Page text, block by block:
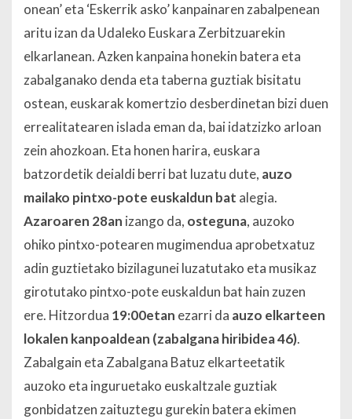
onean’ eta ‘Eskerrik asko’ kanpainaren zabalpenean
aritu izan da Udaleko Euskara Zerbitzuarekin
elkarlanean. Azken kanpaina honekin batera eta
zabalganako denda eta taberna guztiak bisitatu
ostean, euskarak komertzio desberdinetan bizi duen
errealitatearen islada eman da, bai idatzizko arloan
zein ahozkoan. Eta honen harira, euskara
batzordetik deialdi berri bat luzatu dute, auzo
mailako pintxo-pote euskaldun bat alegia.
Azaroaren 28an izango da, osteguna, auzoko
ohiko pintxo-potearen mugimendua aprobetxatuz
adin guztietako bizilagunei luzatutako eta musikaz
girotutako pintxo-pote euskaldun bat hain zuzen
ere. Hitzordua 19:00etan ezarri da auzo elkarteen
lokalen kanpoaldean (zabalgana hiribidea 46).
Zabalgain eta Zabalgana Batuz elkarteetatik
auzoko eta inguruetako euskaltzale guztiak
gonbidatzen zaituztegu gurekin batera ekimen